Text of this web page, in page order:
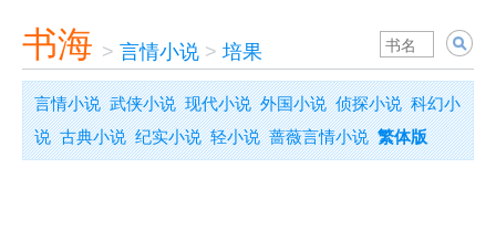
书海 > 言情小说 > 培果
言情小说 武侠小说 现代小说 外国小说 侦探小说 科幻小
说 古典小说 纪实小说 轻小说 蔷薇言情小说 繁体版